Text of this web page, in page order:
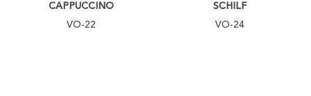
CAPPUCCINO
VO-22
SCHILF
VO-24